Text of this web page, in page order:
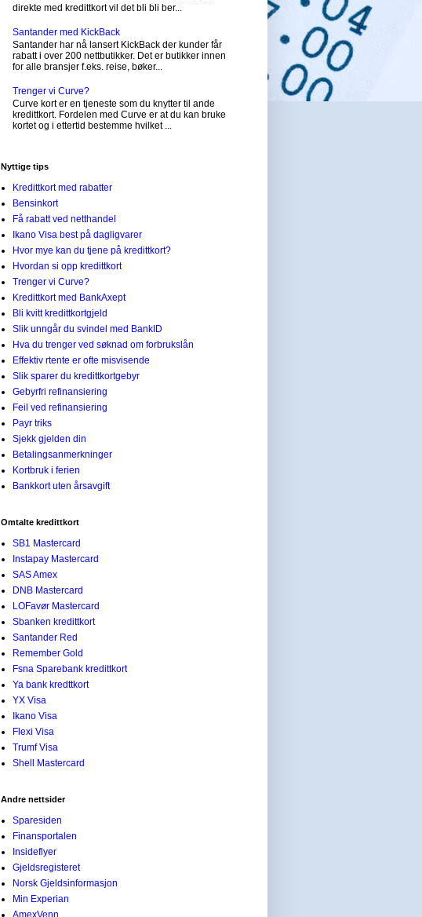
direkte med kredittkort vil det bli bli ber...
Santander med KickBack
Santander har nå lansert KickBack der kunder får
rabatt i over 200 nettbutikker. Det er butikker innen
for alle bransjer f.eks. reise, bøker...
Trenger vi Curve?
Curve kort er en tjeneste som du knytter til ande
kredittkort. Fordelen med Curve er at du kan bruke
kortet og i ettertid bestemme hvilket ...
Nyttige tips
Kredittkort med rabatter
Bensinkort
Få rabatt ved netthandel
Ikano Visa best på dagligvarer
Hvor mye kan du tjene på kredittkort?
Hvordan si opp kredittkort
Trenger vi Curve?
Kredittkort med BankAxept
Bli kvitt kredittkortgjeld
Slik unngår du svindel med BankID
Hva du trenger ved søknad om forbrukslån
Effektiv rtente er ofte misvisende
Slik sparer du kredittkortgebyr
Gebyrfri refinansiering
Feil ved refinansiering
Payr triks
Sjekk gjelden din
Betalingsanmerkninger
Kortbruk i ferien
Bankkort uten årsavgift
Omtalte kredittkort
SB1 Mastercard
Instapay Mastercard
SAS Amex
DNB Mastercard
LOFavør Mastercard
Sbanken kredittkort
Santander Red
Remember Gold
Fsna Sparebank kredittkort
Ya bank kredttkort
YX Visa
Ikano Visa
Flexi Visa
Trumf Visa
Shell Mastercard
Andre nettsider
Sparesiden
Finansportalen
Insideflyer
Gjeldsregisteret
Norsk Gjeldsinformasjon
Min Experian
AmexVenn